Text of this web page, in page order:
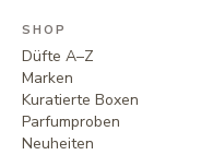
SHOP
Düfte A–Z
Marken
Kuratierte Boxen
Parfumproben
Neuheiten